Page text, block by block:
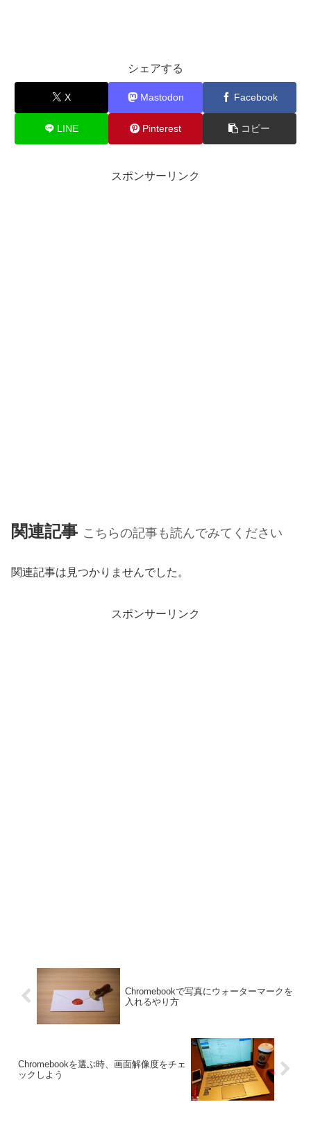
シェアする
X Mastodon Facebook
LINE Pinterest コピー
スポンサーリンク
関連記事 こちらの記事も読んでみてください
関連記事は見つかりませんでした。
スポンサーリンク
Chromebookで写真にウォーターマークを
入れるやり方
Chromebookを選ぶ時、画面解像度をチェ
ックしよう